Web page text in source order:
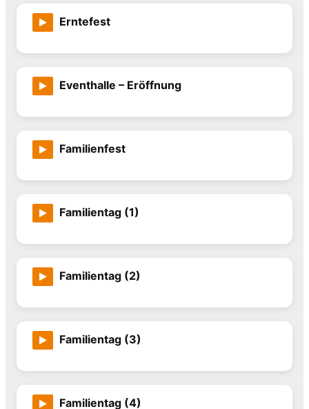
Erntefest
Eventhalle – Eröffnung
Familienfest
Familientag (1)
Familientag (2)
Familientag (3)
Familientag (4)